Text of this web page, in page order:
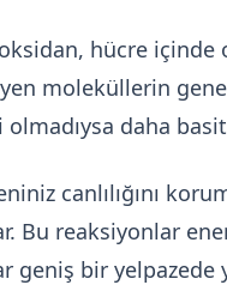
hücre içinde
moleküllerin
olmadıysa daha
canlılığını
Bu reaksiyonlar
geniş bir yelpazede